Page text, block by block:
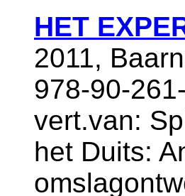
HET
2011,
978-90-
vert.van:
het Duits: